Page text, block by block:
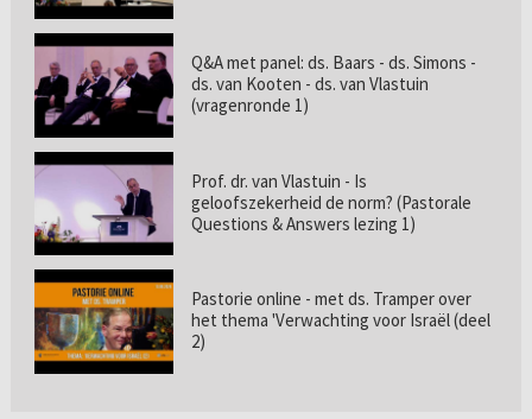
Q&A met panel: ds. Baars - ds. Simons -
ds. van Kooten - ds. van Vlastuin
(vragenronde 1)
Prof. dr. van Vlastuin - Is
geloofszekerheid de norm? (Pastorale
Questions & Answers lezing 1)
Pastorie online - met ds. Tramper over
het thema 'Verwachting voor Israël (deel
2)